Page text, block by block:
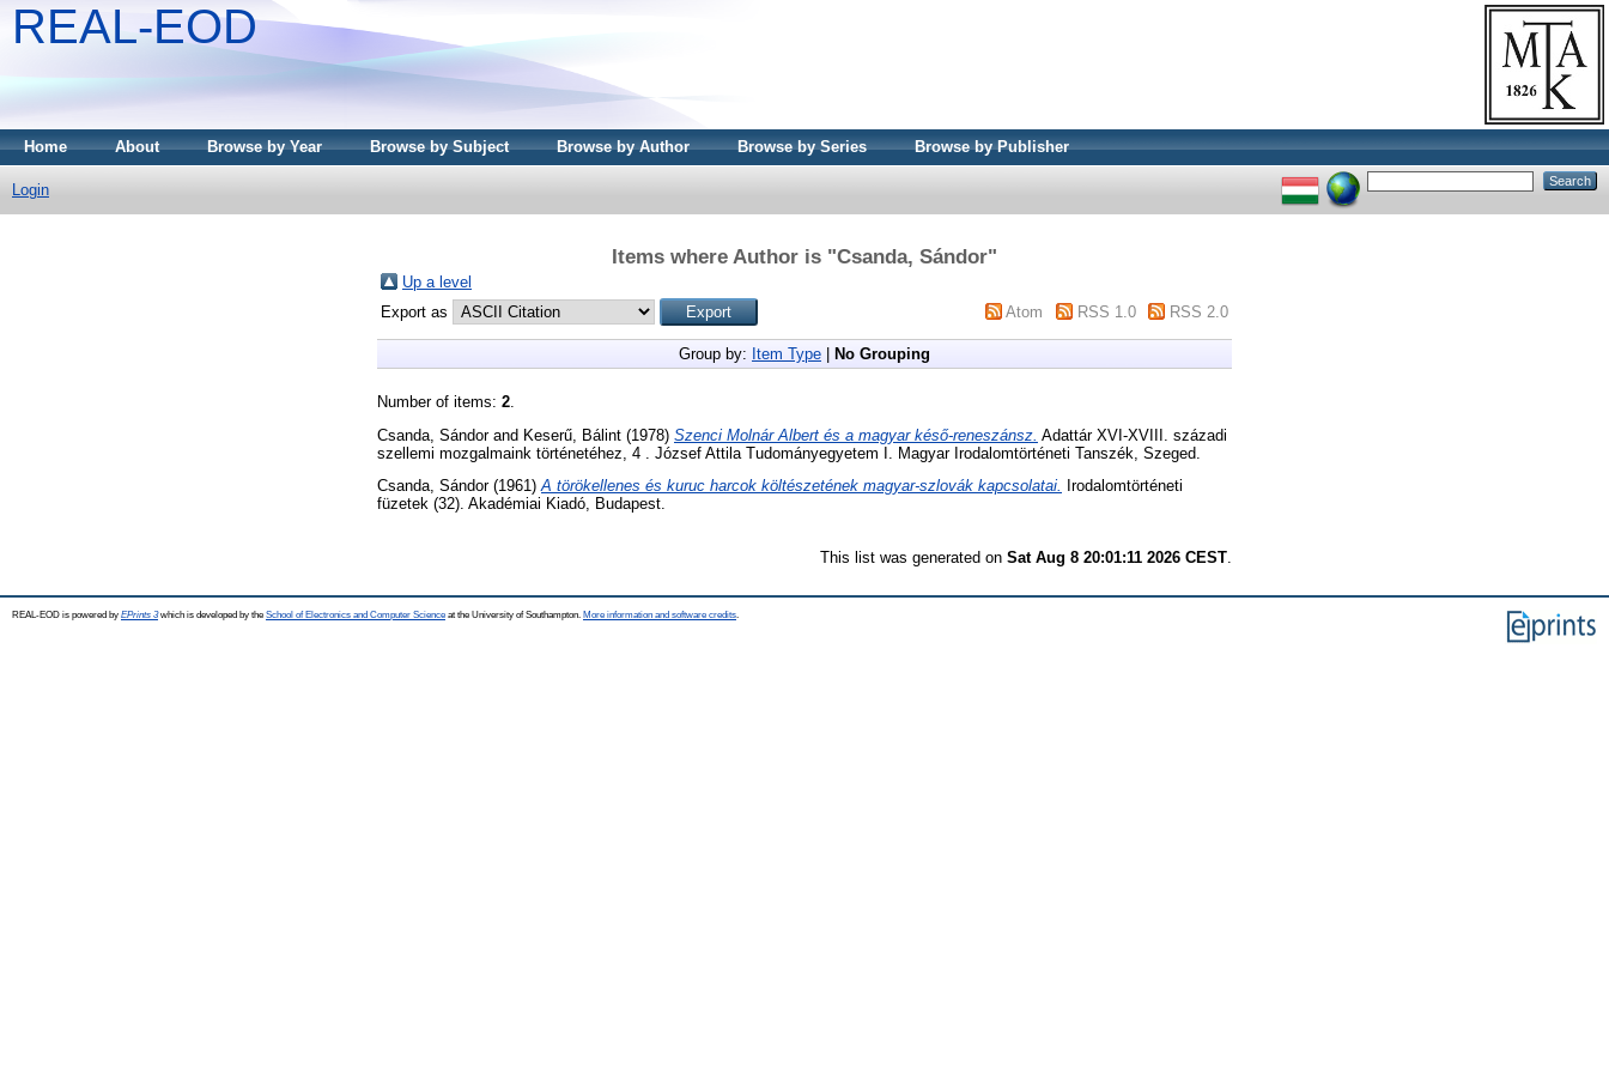
REAL-EOD
Home About Browse by Year Browse by Subject Browse by Author Browse by Series Browse by Publisher
Login
Items where Author is "Csanda, Sándor"
Up a level
Export as
Atom RSS 1.0 RSS 2.0
Group by: Item Type No Grouping
Number of items: 2
Csanda, Sándorand Keserű, Bálint (1978) Szenci Molnár Albert és a magyar késő-reneszánsz. Adattár XVI-XVIII. századi
szellemi mozgalmaink történetéhez, 4 . József Attila Tudományegyetem I. Magyar Irodalomtörténeti Tanszék, Szeged.
Csanda, Sándor(1961)A törökellenes és kuruc harcok költészetének magyar-szlovák kapcsolatai.
Irodalomtörténeti
füzetek (32). Akadémiai Kiadó, Budapest.
This list was generated on Sat Aug 8 20:01:11 2026 CEST.
REAL-EOD is powered by EPrints 3which is developed by the School of Electronics and Computer Science at the University of Southampton. More information and software credits